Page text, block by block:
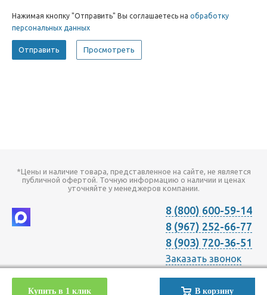
В корзину
Купить в 1 клик
Нажимая кнопку "Отправить" Вы соглашаетесь на обработку
персональных данных
*Цены и наличие товара, представленное на сайте, не является
публичной офертой. Точную информацию о наличии и ценах
уточняйте у менеджеров компании.
8 (800) 600-59-14
8 (967) 252-66-77
8 (903) 720-36-51
Заказать звонок
2026 © Компания "Онлайн Климат" продажа оборудования для
Отопления Вентиляции Кондиционирования в Москве с